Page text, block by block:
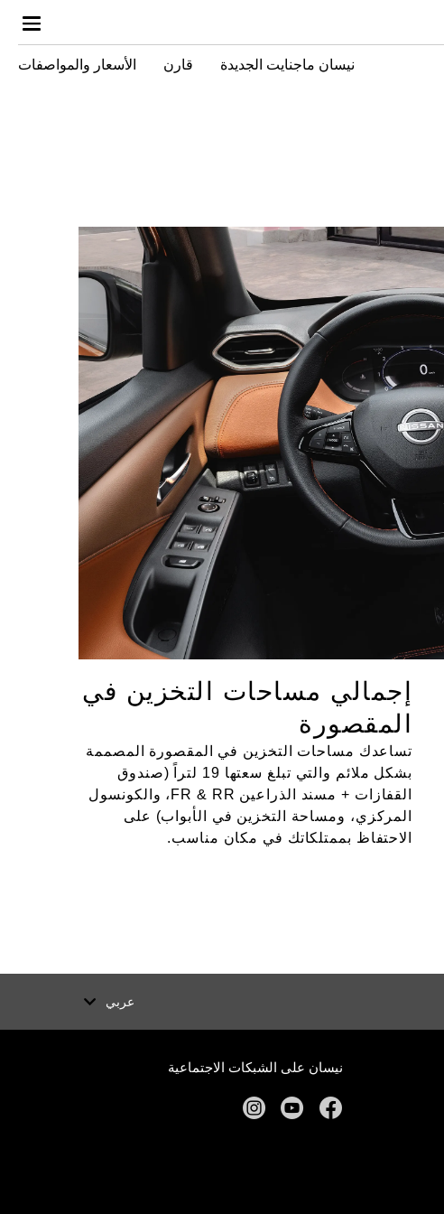
نيسان ماجنايت الجديدة قارن الأسعار والمواصفات
إجمالي مساحات التخزين في
المقصورة
تساعدك مساحات التخزين في المقصورة المصممة
بشكل ملائم والتي تبلغ سعتها 19 لتراً (صندوق
القفازات + مسند الذراعين FR & RR، والكونسول
المركزي، ومساحة التخزين في الأبواب) على
الاحتفاظ بممتلكاتك في مكان مناسب.
عربي
نيسان على الشبكات الاجتماعية
facebook
youtube